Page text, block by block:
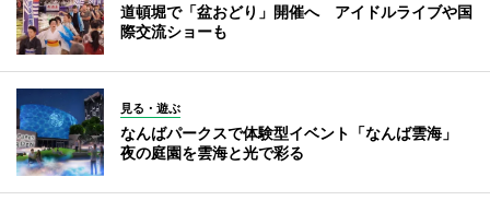
道頓堀で「盆おどり」開催へ アイドルライブや国
際交流ショーも
見る・遊ぶ
なんばパークスで体験型イベント「なんば雲海」
夜の庭園を雲海と光で彩る